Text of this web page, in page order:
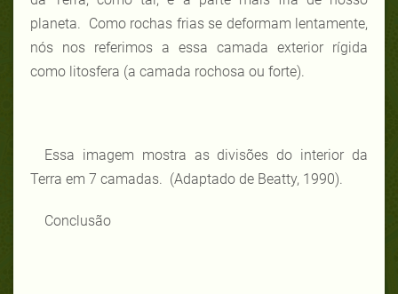
planeta. Como rochas frias se deformam lentamente,
nós nos referimos a essa camada exterior rígida
como litosfera (a camada rochosa ou forte).
Essa imagem mostra as divisões do interior da
Terra em 7 camadas. (Adaptado de Beatty, 1990).
Conclusão